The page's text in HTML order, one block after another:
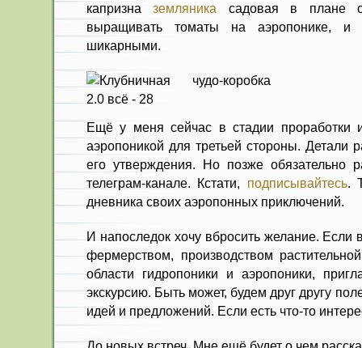
капризназемляника садовая в плане
выращивать томаты на аэропонике, и
шикарными.
Ещё у меня сейчас в стадии проработки
аэропоникой для третьей стороны. Детали
его утверждения. Но позже обязательно
телеграм-канале. Кстати, подписывайтесь.
дневника своих аэропонных приключений.
И напоследок хочу вбросить желание. Если
фермерством, производством
области гидропоники и аэропоники,
экскурсию. Быть может, будем друг другу
идей и предложений. Если есть что-то